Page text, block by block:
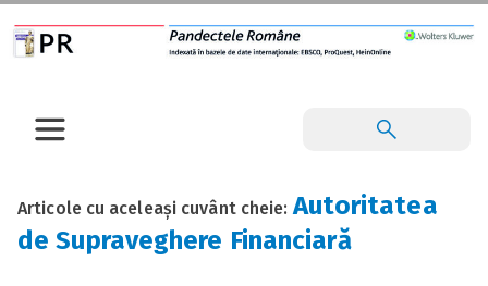
Articole cu aceleași cuvânt cheie:Autoritatea
de Supraveghere Financiară